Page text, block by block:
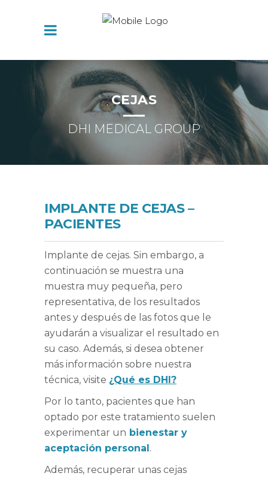
CEJAS
DHI MEDICAL GROUP
IMPLANTE DE CEJAS –
PACIENTES
Implante de cejas. Sin embargo, a
continuación se muestra una
muestra muy pequeña, pero
representativa, de los resultados
antes y después de las fotos que le
ayudarán a visualizar el resultado en
su caso. Además, si desea obtener
más información sobre nuestra
técnica, visite ¿Qué es DHI?
Por lo tanto, pacientes que han
optado por este tratamiento suelen
experimentar un bienestar y
aceptación personal.
Además, recuperar unas cejas